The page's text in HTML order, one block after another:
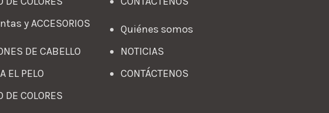
y ACCESORIOS
DE CABELLO
EL PELO
DE COLORES
Quiénes somos
NOTICIAS
CONTÁCTENOS